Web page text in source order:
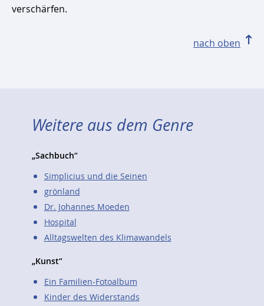
verschärfen.
nach oben
Weitere aus dem Genre
„Sachbuch“
Simplicius und die Seinen
grönland
Dr. Johannes Moeden
Hospital
Alltagswelten des Klimawandels
„Kunst“
Ein Familien-Fotoalbum
Kinder des Widerstands